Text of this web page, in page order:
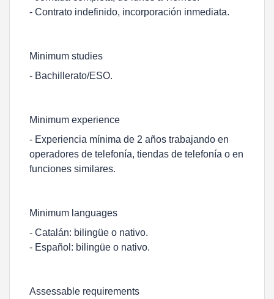
- Contrato indefinido, incorporación inmediata.
Minimum studies
- Bachillerato/ESO.
Minimum experience
- Experiencia mínima de 2 años trabajando en
operadores de telefonía, tiendas de telefonía o en
funciones similares.
Minimum languages
- Catalán: bilingüe o nativo.
- Español: bilingüe o nativo.
Assessable requirements